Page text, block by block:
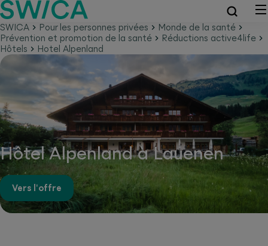
SWICA Pour les personnes privées
Monde de la santé
Prévention et promotion de la santé
Réductions active4life
Hôtels
Hotel Alpenland
Hôtel Alpenland à Lauenen
Vers l'offre